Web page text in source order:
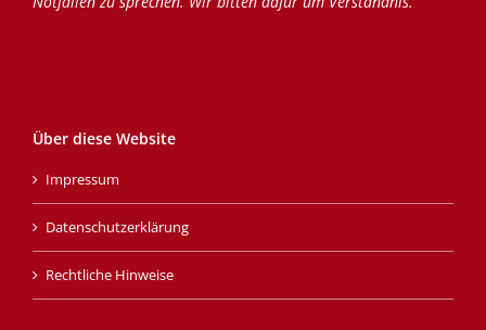
Über diese Website
Impressum
Datenschutzerklärung
Rechtliche Hinweise